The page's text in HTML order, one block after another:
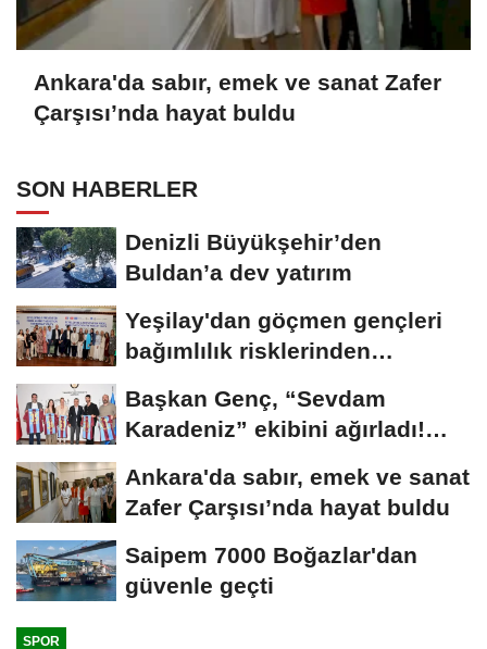
Ankara'da sabır, emek ve sanat Zafer
Çarşısı’nda hayat buldu
SON HABERLER
Denizli Büyükşehir’den
Buldan’a dev yatırım
Yeşilay'dan göçmen gençleri
bağımlılık risklerinden
Başkan Genç, “Sevdam
Karadeniz” ekibini ağırladı!
Ankara'da sabır, emek ve sanat
Zafer Çarşısı’nda hayat buldu
Saipem 7000 Boğazlar'dan
güvenle geçti
SPOR